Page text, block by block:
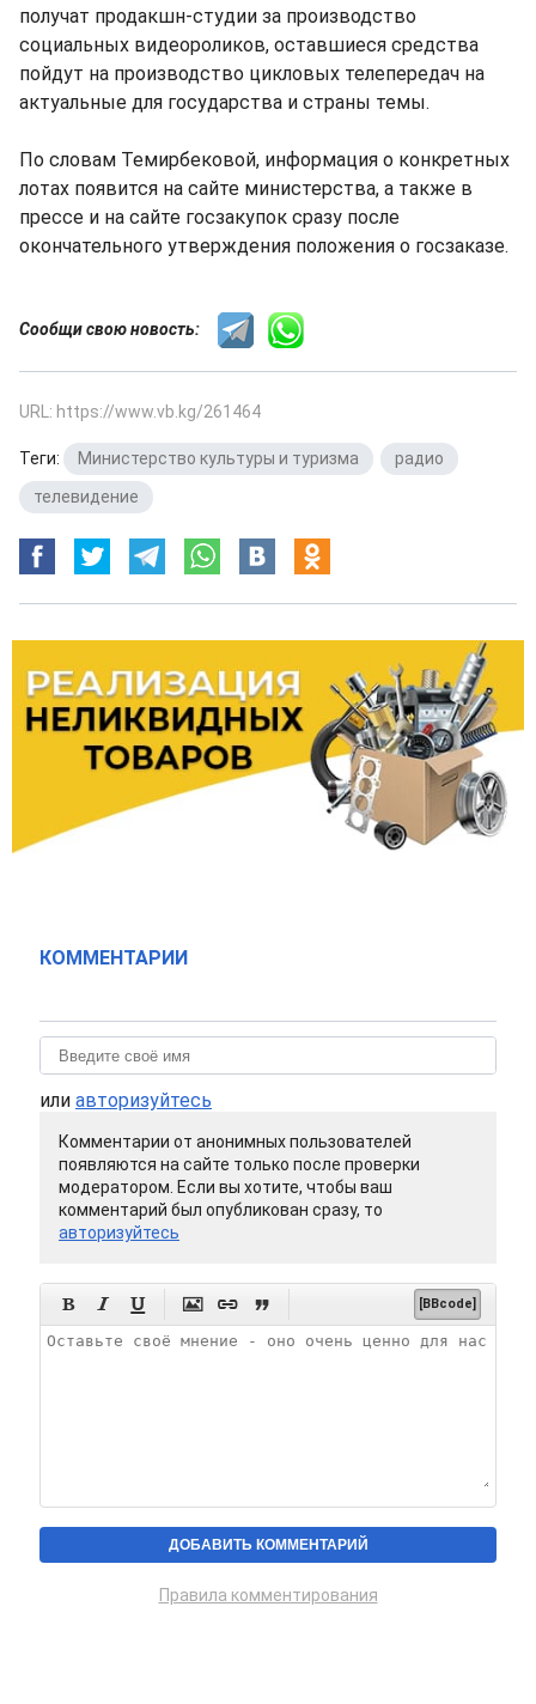
получат продакшн-студии за производство
социальных видеороликов, оставшиеся средства
пойдут на производство цикловых телепередач на
актуальные для государства и страны темы.
По словам Темирбековой, информация о конкретных
лотах появится на сайте министерства, а также в
прессе и на сайте госзакупок сразу после
окончательного утверждения положения о госзаказе.
Сообщи свою новость:
URL: https://www.vb.kg/261464
Теги: Министерство культуры и туризма радио
телевидение
КОММЕНТАРИИ
или авторизуйтесь
Комментарии от анонимных пользователей
появляются на сайте только после проверки
модератором. Если вы хотите, чтобы ваш
комментарий был опубликован сразу, то
авторизуйтесь
      [BBcode]
Правила комментирования